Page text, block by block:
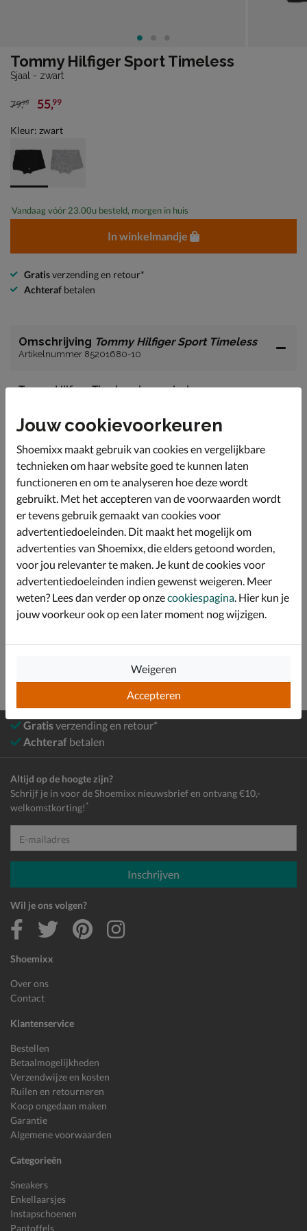
Tommy Hilfiger Sport Timeless
Sjaal - zwart
van € 79,99 voor € 55,99
79,99 55,99
Kleur: zwart
Vandaag vóór 23.00u besteld, morgen in huis
In winkelmandje
Gratisverzending en retour*
Achteraf betalen
Omschrijving Tommy Hilfiger Sport Timeless
Artikelnummer 85201680-10
Tommy Hilfiger Timeless dames sjaal
ultrazachte nylonmix en zo een tijdloze toevoeging aan
Gemaakt van 34% nylon, 32% alpacawol, 28% acryl, en
6% wol.
Afmetingen: 185 x 35 cm.
Specificaties
Over Tommy Hilfiger Sport
Bekijk meer
Gratisverzending en retour*
Achteraf betalen
Shoemixx
Over ons
Contact
Klantenservice
Bestellen
Betaalmogelijkheden
Verzendwijze en kosten
Ruilen en retourneren
Koop ongedaan maken
Garantie
Algemene voorwaarden
Categorieën
Sneakers
Enkellaarsjes
Instapschoenen
Pantoffels
Altijd op de hoogte zijn?
Schrijf je in voor de Shoemixx nieuwsbrief en ontvang €10,-
welkomstkorting! *
E-mailadres
Inschrijven
Wil je ons volgen?
Jouw cookievoorkeuren
Shoemixx maakt gebruik van cookies en vergelijkbare
technieken om haar website goed te kunnen laten
functioneren en om te analyseren hoe deze wordt
gebruikt. Met het accepteren van de voorwaarden wordt
er tevens gebruik gemaakt van cookies voor
advertentiedoeleinden. Dit maakt het mogelijk om
advertenties van Shoemixx, die elders getoond worden,
voor jou relevanter te maken. Je kunt de cookies voor
advertentiedoeleinden indien gewenst weigeren. Meer
weten? Lees dan verder op onzecookiespagina. Hier kun je
jouw voorkeur ook op een later moment nog wijzigen.
Accepteren
Weigeren